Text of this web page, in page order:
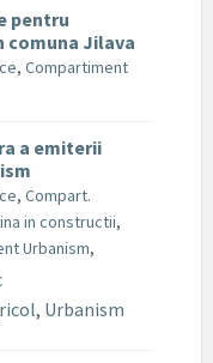
pentru
Jilava
, Compartiment
a emiterii
, Compart.
in constructii,
Urbanism,
, Urbanism